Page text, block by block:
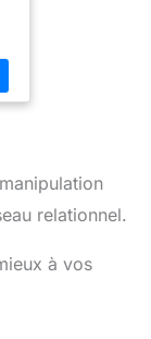
relationnel.
à vos